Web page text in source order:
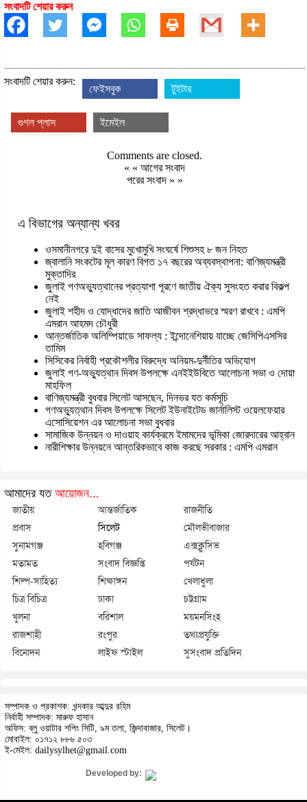
সংবাদটি শেয়ার করুন
সংবাদটি শেয়ার করুন:
ফেইসবুক টুইটার
গুগল প্লাস ইমেইল
Comments are closed.
« «আগের সংবাদ
পরের সংবাদ » »
এ বিভাগের অন্যান্য খবর
ওসমানীনগরে দুই বাসের মুখোমুখি সংঘর্ষে শিশুসহ ৮ জন নিহত
জ্বালানি সংকটের মূল কারণ বিগত ১৭ বছরের অব্যবস্থাপনা: বাণিজ্যমন্ত্রী
মুক্তাদির
জুলাই গণঅভ্যুত্থানের প্রত্যাশা পূরণে জাতীয় ঐক্য সুসংহত করার বিকল্প
নেই
জুলাই শহীদ ও যোদ্ধাদের জাতি আজীবন শ্রদ্ধাভরে স্মরণ রাখবে : এমপি
এমরান আহমদ চৌধুরী
আন্তর্জাতিক অলিম্পিয়াডে সাফল্য : ইন্দোনেশিয়ায় যাচ্ছে জেসিপিএসসির
তামিম
সিসিকের নির্বাহী প্রকৌশলীর বিরুদ্ধে অনিয়ম-দুর্নীতির অভিযোগ
জুলাই গণ-অভ্যুত্থান দিবস উপলক্ষে এনইইউবিতে আলোচনা সভা ও দোয়া
মাহফিল
বাণিজ্যমন্ত্রী বুধবার সিলেট আসছেন, দিনভর যত কর্মসূচি
গণঅভ্যুত্থান দিবস উপলক্ষে সিলেট ইউনাইটেড জার্নালিস্ট ওয়েলফেয়ার
এসোসিয়েশন এর আলোচনা সভা বুধবার
সামাজিক উন্নয়ন ও দাওয়াহ কার্যক্রমে ইমামদের ভূমিকা জোরদারের আহ্বান
নারীশিক্ষার উন্নয়নে আন্তরিকভাবে কাজ করছে সরকার : এমপি এমরান
আমাদের যত আয়োজন...
জাতীয় আন্তর্জাতিক
রাজনীতি
প্রবাস
সিলেট
মৌলভীবাজার
সুনামগঞ্জ
হবিগঞ্জ
এক্সক্লুসিভ
মতামত
সংবাদ বিজ্ঞপ্তি
পর্যটন
শিল্প-সাহিত্য
শিক্ষাঙ্গন
খেলাধুলা
চিত্র বিচিত্র
ঢাকা
চট্টগ্রাম
খুলনা
বরিশাল
ময়মনসিংহ
রাজশাহী
রংপুর
তথ্যপ্রযুক্তি
বিনোদন
লাইফ স্টাইল সুসংবাদ প্রতিদিন
সম্পাদক ও প্রকাশক: খন্দকার আব্দুর রহিম
নির্বাহী সম্পাদক: মারুফ হাসান
অফিস: ব্লু ওয়াটার শপিং সিটি, ৯ম তলা, জিন্দাবাজার, সিলেট।
মোবাইল: ০১৭১২ ৮৮৬ ৫০৩
ই-মেইল: dailysylhet@gmail.com
Developed by: